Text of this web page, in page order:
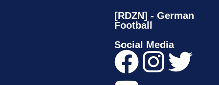
[RDZN] - German
Football
Social Media